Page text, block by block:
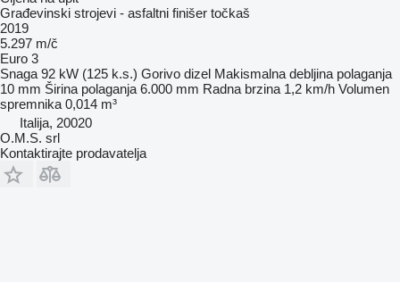
Građevinski strojevi - asfaltni finišer točkaš
2019
5.297 m/č
Euro 3
Snaga 92 kW (125 k.s.) Gorivo dizel Makismalna debljina polaganja
10 mm Širina polaganja 6.000 mm Radna brzina 1,2 km/h Volumen
spremnika 0,014 m³
Italija, 20020
O.M.S. srl
Kontaktirajte prodavatelja